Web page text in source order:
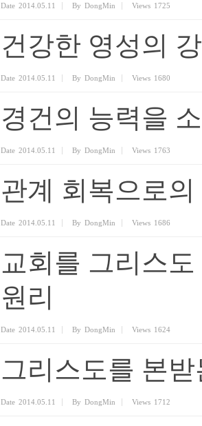
Date 2014.05.11 By DongMin Views 1725
건강한 영성의
Date 2014.05.11 By DongMin Views 1680
경건의 능력을
Date 2014.05.11 By DongMin Views 1763
관계 회복으로의
Date 2014.05.11 By DongMin Views 1686
교회를 그리스
원리
Date 2014.05.11 By DongMin Views 1624
그리스도를 본
Date 2014.05.11 By DongMin Views 1712